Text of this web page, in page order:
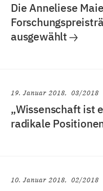
Die Anneliese
ausgewählt
19. Januar 2018 03/2018
„Wissenschaft ist
radikale
10. Januar 2018 02/2018